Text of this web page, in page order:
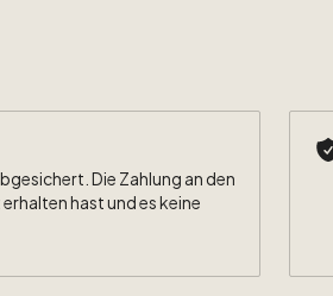
Die Zahlung an den
hast und es keine